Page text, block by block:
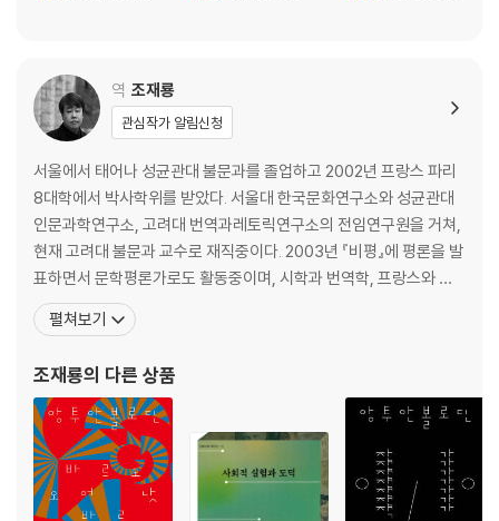
역 조재룡
관심작가 알림신청
서울에서 태어나 성균관대 불문과를 졸업하고 2002년 프랑스 파리
8대학에서 박사학위를 받았다. 서울대 한국문화연구소와 성균관대
인문과학연구소, 고려대 번역과레토릭연구소의 전임연구원을 거쳐,
현재 고려대 불문과 교수로 재직중이다. 2003년 『비평』에 평론을 발
표하면서 문학평론가로도 활동중이며, 시학과 번역학, 프랑스와 한
국문학에 관한 다수의 논문과 평론을 집필하였다. 저서로는 『앙리 메
쇼닉과 현대비평: 시학, 번역, 주체』 『번역의 유령들』 『시는 주사위 놀
『번역과 책의 처소들』 『아케이드 프로젝트 2014-
펼쳐보기
조재룡의 다른 상품